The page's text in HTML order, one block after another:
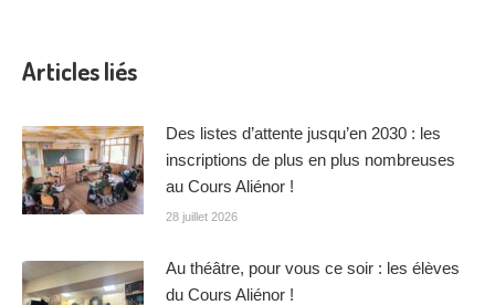
Articles liés
Des listes d’attente jusqu’en 2030 : les
inscriptions de plus en plus nombreuses
au Cours Aliénor !
28 juillet 2026
Au théâtre, pour vous ce soir : les élèves
du Cours Aliénor !